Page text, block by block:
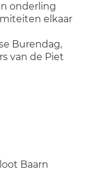
onderling
elkaar
Burendag,
van de Piet
Baarn